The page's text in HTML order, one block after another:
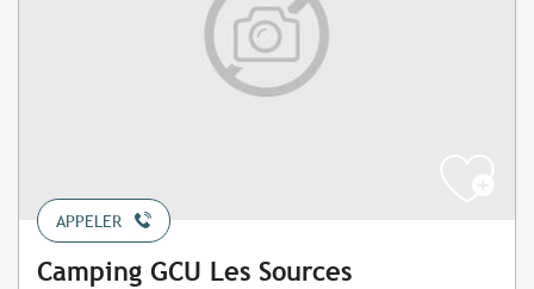
APPELER
Camping GCU Les Sources